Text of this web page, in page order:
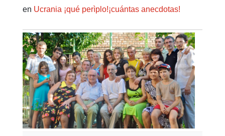
en Ucrania ¡qué perìplo!¡cuántas anecdotas!